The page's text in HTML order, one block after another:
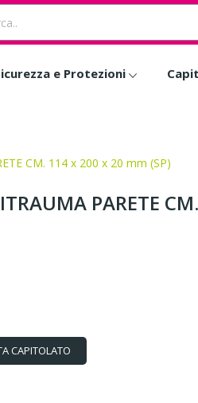
e Protezioni
CM. 114 x 200 x 20 mm (SP)
PARETE
CAPITOLATO